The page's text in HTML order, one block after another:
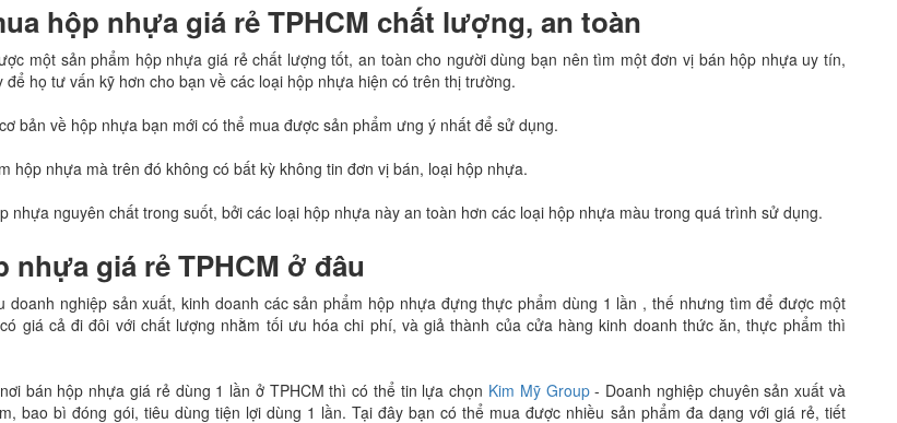
hộp nhựa giá rẻ TPHCM chất lượng, an toàn
một sản phẩm hộp nhựa giá rẻ chất lượng tốt, an toàn cho người dùng bạn nên tìm một đơn vị bán hộp nhựa uy tín,
để họ tư vấn kỹ hơn cho bạn về các loại hộp nhựa hiện có trên thị trường.
bản về hộp nhựa bạn mới có thể mua được sản phẩm ưng ý nhất để sử dụng.
hộp nhựa mà trên đó không có bất kỳ không tin đơn vị bán, loại hộp nhựa.
nhựa nguyên chất trong suốt, bởi các loại hộp nhựa này an toàn hơn các loại hộp nhựa màu trong quá trình sử dụng.
nhựa giá rẻ TPHCM ở đâu
doanh nghiệp sản xuất, kinh doanh các sản phẩm hộp nhựa đựng thực phẩm dùng 1 lần , thế nhưng tìm để được một
giá cả đi đôi với chất lượng nhằm tối ưu hóa chi phí, và giả thành của cửa hàng kinh doanh thức ăn, thực phẩm thì
bán hộp nhựa giá rẻ dùng 1 lần ở TPHCM thì có thể tin lựa chọn Kim Mỹ Group- Doanh nghiệp chuyên sản xuất và
bao bì đóng gói, tiêu dùng tiện lợi dùng 1 lần. Tại đây bạn có thể mua được nhiều sản phẩm đa dạng với giá rẻ, tiết